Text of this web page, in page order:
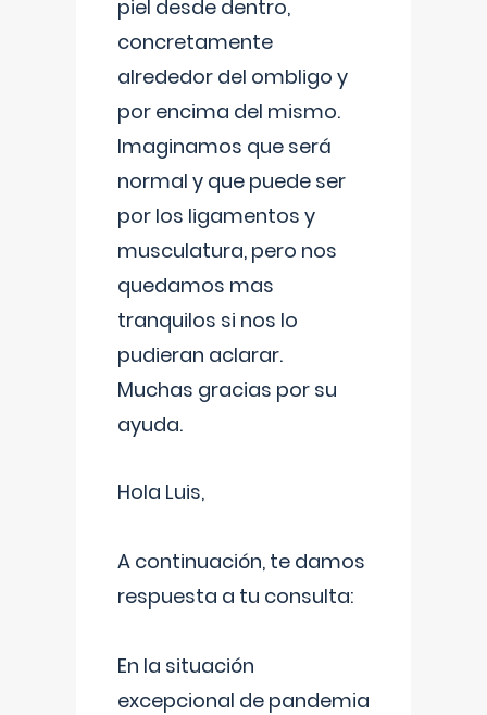
piel desde dentro,
concretamente
alrededor del ombligo y
por encima del mismo.
Imaginamos que será
normal y que puede ser
por los ligamentos y
musculatura, pero nos
quedamos mas
tranquilos si nos lo
pudieran aclarar.
Muchas gracias por su
ayuda.
Hola Luis,
A continuación, te damos
respuesta a tu consulta:
En la situación
excepcional de pandemia